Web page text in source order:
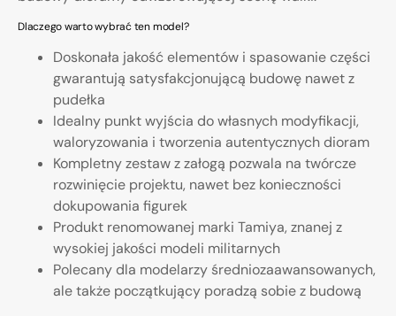
Dlaczego warto wybrać ten model?
Doskonała jakość elementów i spasowanie części
gwarantują satysfakcjonującą budowę nawet z
pudełka
Idealny punkt wyjścia do własnych modyfikacji,
waloryzowania i tworzenia autentycznych dioram
Kompletny zestaw z załogą pozwala na twórcze
rozwinięcie projektu, nawet bez konieczności
dokupowania figurek
Produkt renomowanej marki Tamiya, znanej z
wysokiej jakości modeli militarnych
Polecany dla modelarzy średniozaawansowanych,
ale także początkujący poradzą sobie z budową